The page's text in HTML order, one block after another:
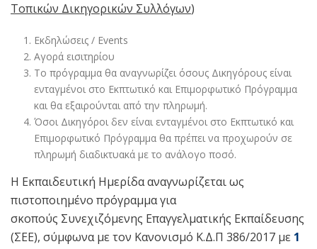
Τοπικών Δικηγορικών Συλλόγων)
Εκδηλώσεις / Events
Αγορά εισιτηρίου
Το πρόγραμμα θα αναγνωρίζει όσους Δικηγόρους είναι
ενταγμένοι στο Εκπτωτικό και Επιμορφωτικό Πρόγραμμα
και θα εξαιρούνται από την πληρωμή.
Όσοι Δικηγόροι δεν είναι ενταγμένοι στο Εκπτωτικό και
Επιμορφωτικό Πρόγραμμα θα πρέπει να προχωρούν σε
πληρωμή διαδικτυακά με το ανάλογο ποσό.
Η Εκπαιδευτική Ημερίδα αναγνωρίζεται ως
πιστοποιημένο πρόγραμμα για
σκοπούς Συνεχιζόμενης Επαγγελματικής Εκπαίδευσης
(ΣΕΕ), σύμφωνα με τον Κανονισμό Κ.Δ.Π 386/2017 με 1